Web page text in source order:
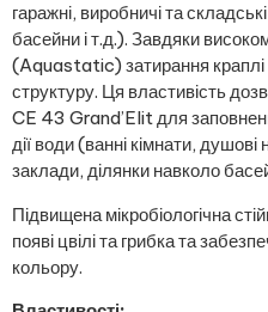
гаражні, виробничі та
басейни і т.д.). Завдяки
(Aquastatic) затирання краплі
структуру. Ця властивість
CE 43 Grand’Elit для
дії води (ванні кімнати, душові
заклади, ділянки навколо
Підвищена мікробіологічна
появі цвілі та грибка та
кольору.